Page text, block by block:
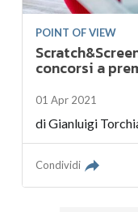
POINT OF VIEW
concorsi a
01 Apr 2021
diGianluigi
Condividi